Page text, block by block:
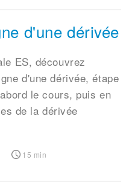
d'une dérivée
ES, découvrez
d'une dérivée, étape
le cours, puis en
de la dérivée
15 min